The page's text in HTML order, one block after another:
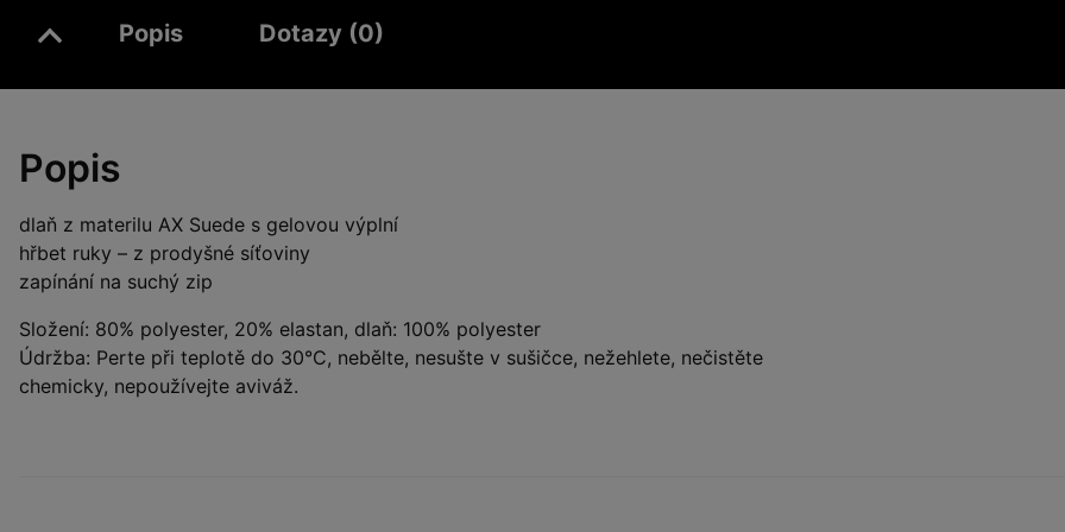
Popis Dotazy (0)
Popis
dlaň z materilu AX Suede s gelovou výplní
hřbet ruky – z prodyšné síťoviny
zapínání na suchý zip
Složení: 80% polyester, 20% elastan, dlaň: 100% polyester
Údržba: Perte při teplotě do 30°C, nebělte, nesušte v sušičce, nežehlete, nečistěte
chemicky, nepoužívejte aviváž.